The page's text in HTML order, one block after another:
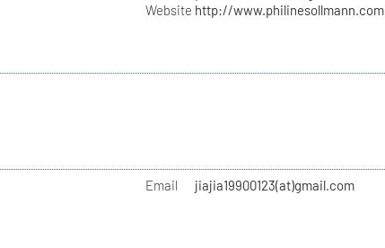
Website http://www.philinesollmann.com
Email jiajia19900123(at)gmail.com